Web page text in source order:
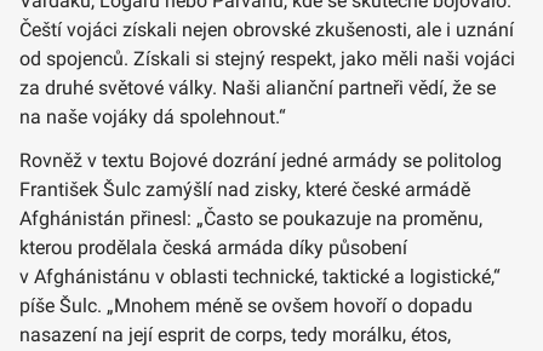
Čeští vojáci získali nejen obrovské zkušenosti, ale i uznání
od spojenců. Získali si stejný respekt, jako měli naši vojáci
za druhé světové války. Naši alianční partneři vědí, že se
na naše vojáky dá spolehnout.“
Rovněž v textu Bojové dozrání jedné armády se politolog
František Šulc zamýšlí nad zisky, které české armádě
Afghánistán přinesl: „Často se poukazuje na proměnu,
kterou prodělala česká armáda díky působení
v Afghánistánu v oblasti technické, taktické a logistické,“
píše Šulc. „Mnohem méně se ovšem hovoří o dopadu
nasazení na její esprit de corps, tedy morálku, étos,